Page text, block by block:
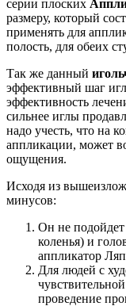
серии плоских
размеру, который
применять для
полость, для обеих
Так же данный
эффективный шаг
эффективность
сильнее иглы
надо учесть, что на
аппликации, может
ощущения.
Исходя из
минусов:
Он не подойдет
коленья) и
аппликатор
Для людей с
проведение